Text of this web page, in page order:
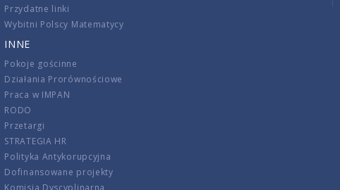
Przydatne linki
Wybitni Polscy Matematycy
INNE
Pokoje gościnne
Działania Prorównościowe
Praca w IMPAN
RODO
Przetargi
STRATEGIA HR
Polityka Antykorupcyjna
Dofinansowane projekty
Komisja Dyscyplinarna